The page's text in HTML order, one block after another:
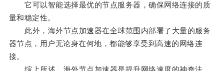
它可以智能选择最优的节点服务器，确保网络连接的质
量和稳定性。
此外，海外节点加速器在全球范围内部署了大量的服务
器节点，用户无论身在何地，都能够享受到高速的网络连
接。